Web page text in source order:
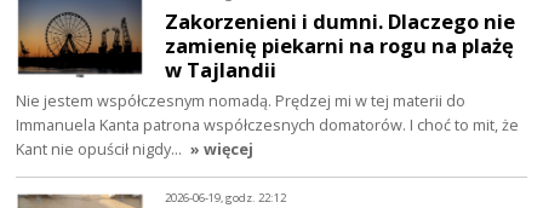
Zakorzenieni i dumni. Dlaczego nie
zamienię piekarni na rogu na plażę
w Tajlandii
Nie jestem współczesnym nomadą. Prędzej mi w tej materii do
Immanuela Kanta patrona współczesnych domatorów. I choć to mit, że
Kant nie opuścił nigdy… » więcej
2026-06-19, godz. 22:12